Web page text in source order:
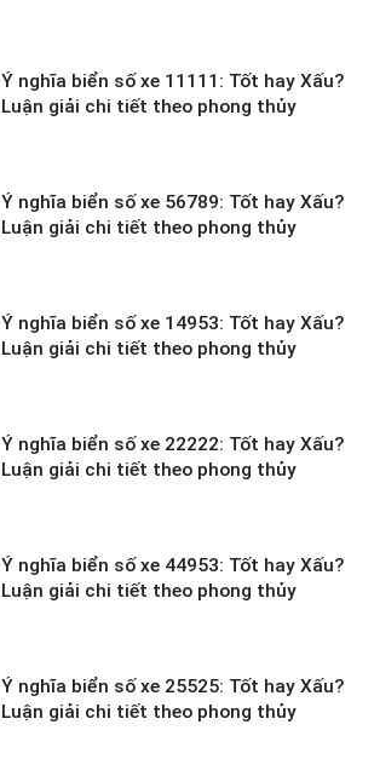
Ý nghĩa biển số xe 11111: Tốt hay Xấu?
Luận giải chi tiết theo phong thủy
Ý nghĩa biển số xe 56789: Tốt hay Xấu?
Luận giải chi tiết theo phong thủy
Ý nghĩa biển số xe 14953: Tốt hay Xấu?
Luận giải chi tiết theo phong thủy
Ý nghĩa biển số xe 22222: Tốt hay Xấu?
Luận giải chi tiết theo phong thủy
Ý nghĩa biển số xe 44953: Tốt hay Xấu?
Luận giải chi tiết theo phong thủy
Ý nghĩa biển số xe 25525: Tốt hay Xấu?
Luận giải chi tiết theo phong thủy